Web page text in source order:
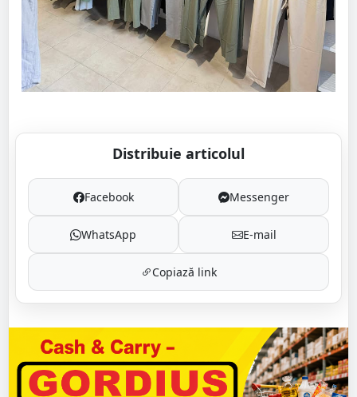
Distribuie articolul
Facebook Messenger
WhatsApp E-mail
Copiază link